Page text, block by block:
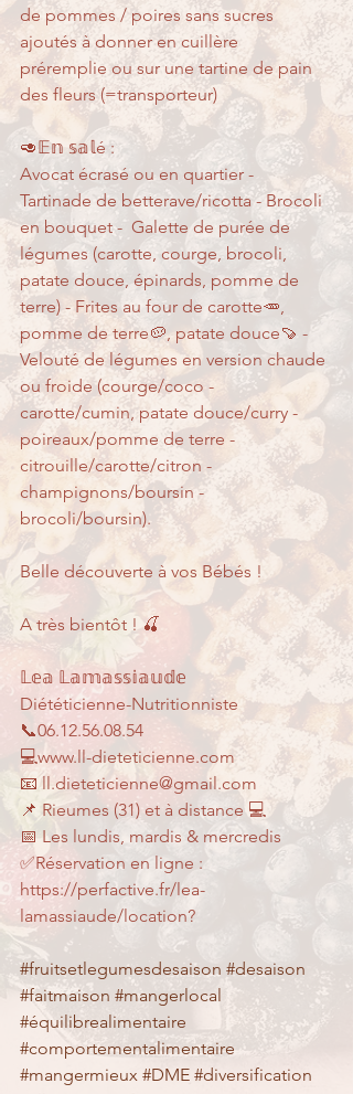
de pommes / poires sans sucres
ajoutés à donner en cuillère
préremplie ou sur une tartine de pain
des fleurs (=transporteur)
🥑𝔼𝕟 𝕤𝕒𝕝é :
Avocat écrasé ou en quartier -
Tartinade de betterave/ricotta - Brocoli
en bouquet -  Galette de purée de
légumes (carotte, courge, brocoli,
patate douce, épinards, pomme de
terre) - Frites au four de carotte🥕,
pomme de terre🥔, patate douce🍠 -
Velouté de légumes en version chaude
ou froide (courge/coco -
carotte/cumin, patate douce/curry -
poireaux/pomme de terre -
citrouille/carotte/citron -
champignons/boursin -
brocoli/boursin).
Belle découverte à vos Bébés !
A très bientôt ! 🍒
𝕃𝕖𝕒 𝕃𝕒𝕞𝕒𝕤𝕤𝕚𝕒𝕦𝕕𝕖
Diététicienne-Nutritionniste
📞06.12.56.08.54
💻www.ll-dieteticienne.com
📧 ll.dieteticienne@gmail.com
📌 Rieumes (31) et à distance 💻
📅 Les lundis, mardis & mercredis
✅Réservation en ligne :
https://perfactive.fr/lea-
lamassiaude/location?
#fruitsetlegumesdesaison #desaison
#faitmaison #mangerlocal
#équilibrealimentaire
#comportementalimentaire
#mangermieux #DME #diversification